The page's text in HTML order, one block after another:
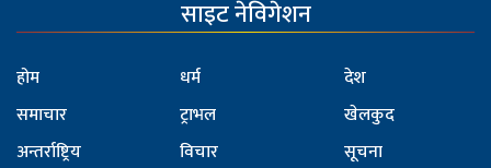
साइट नेविगेशन
होम
समाचार
अन्तर्राष्ट्रिय
धर्म
ट्राभल
विचार
देश
खेलकुद
सूचना